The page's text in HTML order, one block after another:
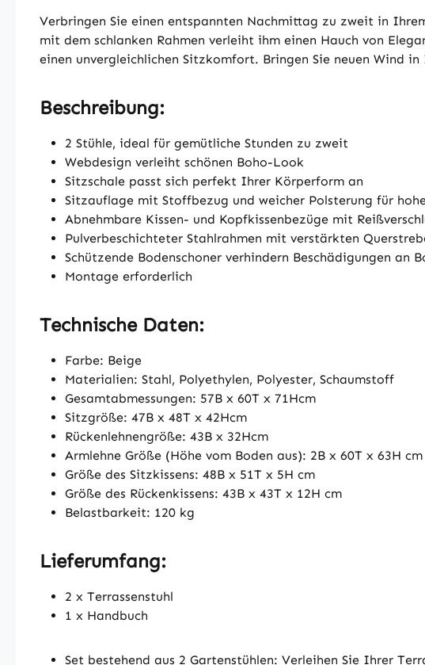
Verbringen Sie einen entspannten Nachmittag zu zweit in
mit dem schlanken Rahmen verleiht ihm einen Hauch von
einen unvergleichlichen Sitzkomfort. Bringen Sie neuen Wind
Beschreibung:
2 Stühle, ideal für gemütliche Stunden zu zweit
Webdesign verleiht schönen Boho-Look
Sitzschale passt sich perfekt Ihrer Körperform an
Sitzauflage mit Stoffbezug und weicher Polsterung für
Abnehmbare Kissen- und Kopfkissenbezüge mit
Pulverbeschichteter Stahlrahmen mit verstärkten
Schützende Bodenschoner verhindern Beschädigungen an
Montage erforderlich
Technische Daten:
Farbe: Beige
Materialien: Stahl, Polyethylen, Polyester, Schaumstoff
Gesamtabmessungen: 57B x 60T x 71Hcm
Sitzgröße: 47B x 48T x 42Hcm
Rückenlehnengröße: 43B x 32Hcm
Armlehne Größe (Höhe vom Boden aus): 2B x 60T x 63H cm
Größe des Sitzkissens: 48B x 51T x 5H cm
Größe des Rückenkissens: 43B x 43T x 12H cm
Belastbarkeit: 120 kg
Lieferumfang:
2 x Terrassenstuhl
1 x Handbuch
Set bestehend aus 2 Gartenstühlen: Verleihen Sie Ihrer